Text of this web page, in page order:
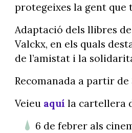
protegeixes la gent que
Adaptació dels llibres
Valckx, en els quals
de l’amistat i la
Recomanada a partir de
Veieu aquí la cartellera
6 de febrer als